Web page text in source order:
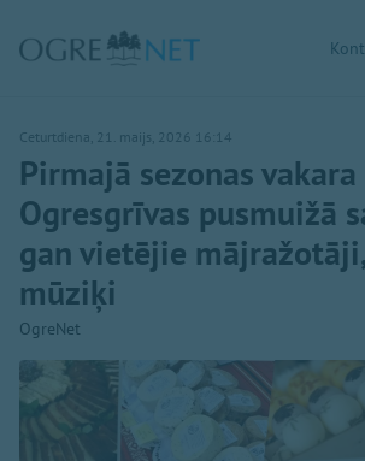
Ceturtdiena, 21. maijs, 2026 16:14
Pirmajā sezonas
Ogresgrīvas pusmuižā
gan vietējie
mūziķi
OgreNet